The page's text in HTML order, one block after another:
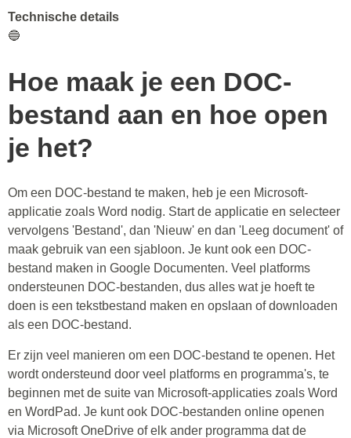
Technische details
🔵
Hoe maak je een DOC-
bestand aan en hoe open
je het?
Om een DOC-bestand te maken, heb je een Microsoft-
applicatie zoals Word nodig. Start de applicatie en selecteer
vervolgens 'Bestand', dan 'Nieuw' en dan 'Leeg document' of
maak gebruik van een sjabloon. Je kunt ook een DOC-
bestand maken in Google Documenten. Veel platforms
ondersteunen DOC-bestanden, dus alles wat je hoeft te
doen is een tekstbestand maken en opslaan of downloaden
als een DOC-bestand.
Er zijn veel manieren om een DOC-bestand te openen. Het
wordt ondersteund door veel platforms en programma's, te
beginnen met de suite van Microsoft-applicaties zoals Word
en WordPad. Je kunt ook DOC-bestanden online openen
via Microsoft OneDrive of elk ander programma dat de